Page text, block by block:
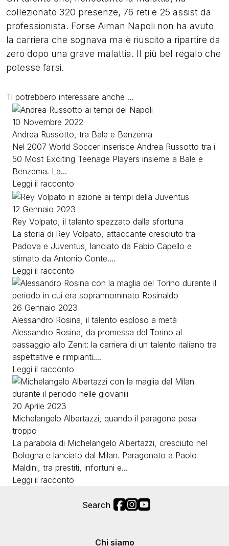
collezionato 320 presenze, 76 reti e 25 assist da
professionista. Forse Aiman Napoli non ha avuto
la carriera che sognava ma è riuscito a ripartire da
zero dopo una grave malattia. Il più bel regalo che
potesse farsi.
Ti potrebbero interessare anche ...
Image
10 Novembre 2022
Andrea Russotto, tra Bale e Benzema
Nel 2007 World Soccer inserisce Andrea Russotto tra i
50 Most Exciting Teenage Players insieme a Bale e
Benzema. La...
Leggi il racconto
Image
12 Gennaio 2023
Rey Volpato, il talento spezzato dalla sfortuna
La storia di Rey Volpato, attaccante cresciuto tra
Padova e Juventus, lanciato da Fabio Capello e
stimato da Antonio Conte....
Leggi il racconto
Image
26 Gennaio 2023
Alessandro Rosina, il talento esploso a metà
Alessandro Rosina, da promessa del Torino al
passaggio allo Zenit: la carriera di un talento italiano tra
aspettative e rimpianti....
Leggi il racconto
Image
20 Aprile 2023
Michelangelo Albertazzi, quando il paragone pesa
troppo
La parabola di Michelangelo Albertazzi, cresciuto nel
Bologna e lanciato dal Milan. Paragonato a Paolo
Maldini, tra prestiti, infortuni e...
Leggi il racconto
Chi siamo
Search